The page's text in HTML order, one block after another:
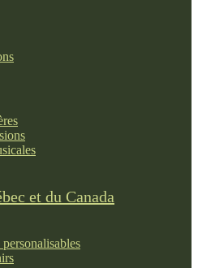
et du Canada